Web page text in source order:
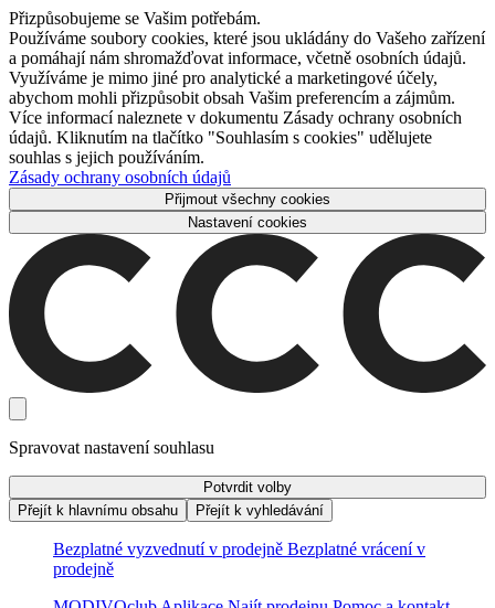
Přizpůsobujeme se Vašim potřebám.
Používáme soubory cookies, které jsou ukládány do Vašeho zařízení
a pomáhají nám shromažďovat informace, včetně osobních údajů.
Využíváme je mimo jiné pro analytické a marketingové účely,
abychom mohli přizpůsobit obsah Vašim preferencím a zájmům.
Více informací naleznete v dokumentu Zásady ochrany osobních
údajů. Kliknutím na tlačítko "Souhlasím s cookies" udělujete
souhlas s jejich používáním.
Zásady ochrany osobních údajů
Přijmout všechny cookies
Nastavení cookies
Spravovat nastavení souhlasu
Potvrdit volby
Přejít k hlavnímu obsahu
Přejít k vyhledávání
Bezplatné vyzvednutí v prodejně Bezplatné vrácení v
prodejně